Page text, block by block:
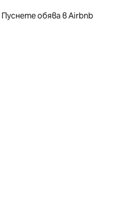
Пуснете обява в Airbnb